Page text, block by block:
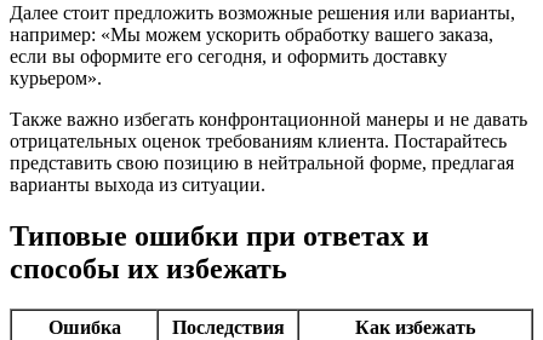
Далее стоит предложить возможные решения или варианты,
например: «Мы можем ускорить обработку вашего заказа,
если вы оформите его сегодня, и оформить доставку
курьером».
Также важно избегать конфронтационной манеры и не давать
отрицательных оценок требованиям клиента. Постарайтесь
представить свою позицию в нейтральной форме, предлагая
варианты выхода из ситуации.
Типовые ошибки при ответах и
способы их избежать
Ошибка Последствия Как избежать